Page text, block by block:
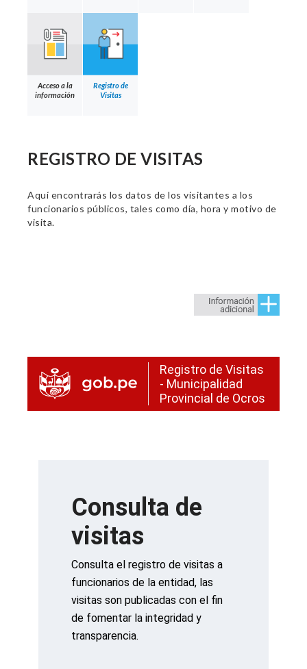
Acceso a la
información
Registro de
Visitas
REGISTRO DE VISITAS
Aquí encontrarás los datos de los visitantes a los
funcionarios públicos, tales como día, hora y motivo de
visita.